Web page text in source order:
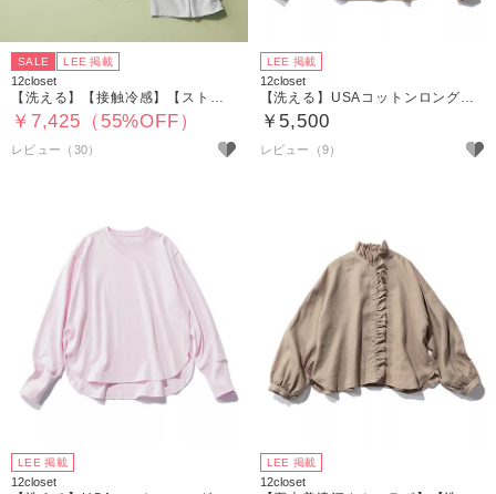
SALE LEE 掲載
12closet
￥7,425（55%OFF）
レビュー（30）
LEE 掲載
12closet
￥5,500
レビュー（9）
LEE 掲載
12closet
LEE 掲載
12closet